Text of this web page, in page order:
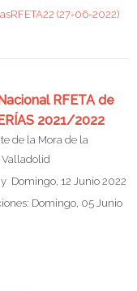
(27-06-2022)
RFETA de
2021/2022
de la Mora de la
Domingo, 12 Junio 2022
Domingo, 05 Junio